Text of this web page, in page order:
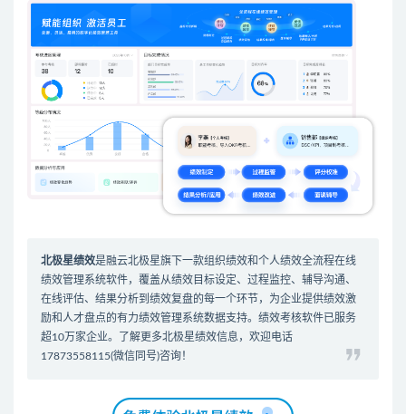
北极星绩效是融云北极星旗下一款组织绩效和个人绩效全流程在线
绩效管理系统软件，覆盖从绩效目标设定、过程监控、辅导沟通、
在线评估、结果分析到绩效复盘的每一个环节，为企业提供绩效激
励和人才盘点的有力绩效管理系统数据支持。 绩效考核软件已服务
超10万家企业。了解更多北极星绩效信息，欢迎电话
17873558115(微信同号)咨询！